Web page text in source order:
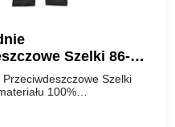
Szelki 86-
Szelki
100%
wykonane na deszczowe